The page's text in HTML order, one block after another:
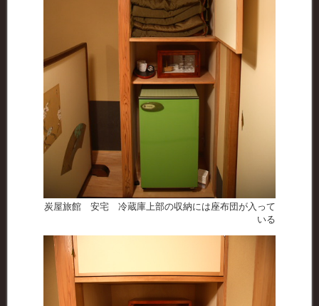
炭屋旅館 安宅 冷蔵庫上部の収納には座布団が入って
いる